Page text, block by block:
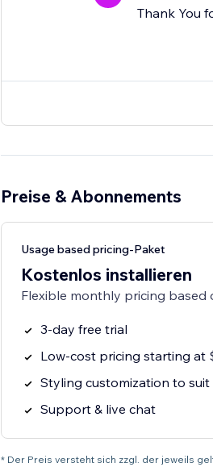
Thank You
Preise & Abonnements
Usage based pricing-Paket
Kostenlos installieren
Flexible monthly pricing based
3-day free trial
Low-cost pricing starting at
Styling customization to suit
Support & live chat
* Der Preis versteht sich zzgl. der jeweils